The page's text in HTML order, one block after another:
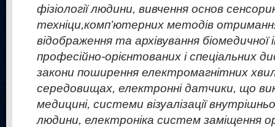
фізіології людини, вивчення основ
техніци,комп’ютерних методів
відображення та архівування біомедичної
професійно-орієнтованих і спеціальних
закони поширення електромагнітних
середовищах, електронні датчики, що
медицині, системи візуалізації
людини, електроніка систем заміщення